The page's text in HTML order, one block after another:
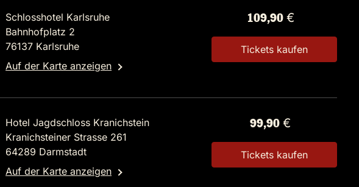
Schlosshotel Karlsruhe
Bahnhofplatz 2
76137 Karlsruhe
Auf der Karte anzeigen
109,90 €
Tickets kaufen
Hotel Jagdschloss Kranichstein
Kranichsteiner Strasse 261
64289 Darmstadt
Auf der Karte anzeigen
99,90 €
Tickets kaufen